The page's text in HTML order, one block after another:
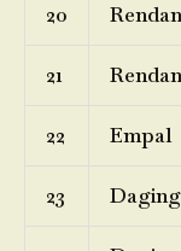
20
21
22 Empal
23